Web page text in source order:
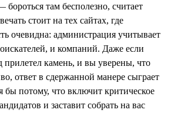
бороться там бесполезно, считает
стоит на тех сайтах, где
очевидна: администрация учитывает
и компаний. Даже если
прилетел камень, и вы уверены, что
ответ в сдержанной манере сыграет
бы потому, что включит критическое
и заставит собрать на вас